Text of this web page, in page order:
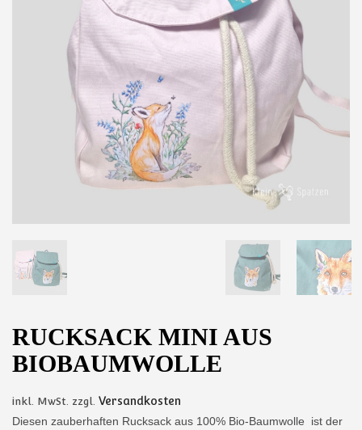
RUCKSACK MINI AUS
BIOBAUMWOLLE
inkl. MwSt. zzgl. Versandkosten
Diesen zauberhaften Rucksack aus 100% Bio-Baumwolle ist der